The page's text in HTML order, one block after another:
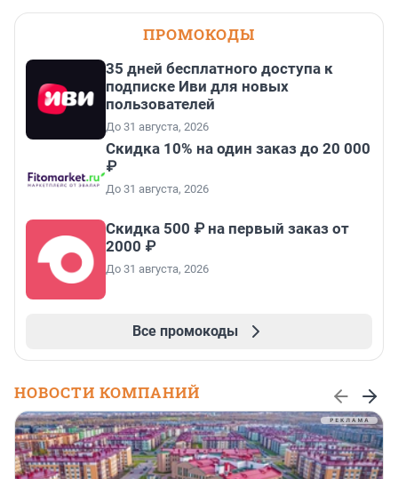
ПРОМОКОДЫ
35 дней бесплатного доступа к
подписке Иви для новых
пользователей
До 31 августа, 2026
Скидка 10% на один заказ до 20 000
₽
До 31 августа, 2026
Скидка 500 ₽ на первый заказ от
2000 ₽
До 31 августа, 2026
Все промокоды
НОВОСТИ КОМПАНИЙ